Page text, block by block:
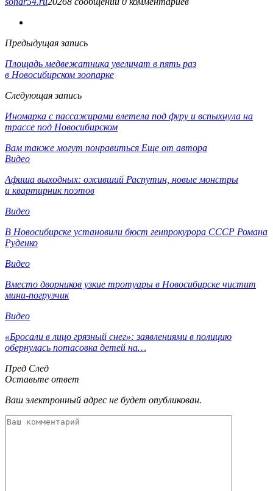
Предыдущая запись
Площадь медвежатника увеличат в пять раз
в Новосибирском зоопарке
Следующая запись
Иномарка с пассажирами влетела под фуру и вспыхнула на
трассе под Новосибирском
Вам также могут понравиться Еще от автора
Видео
Афиша выходных: оживший Распутин, новые монстры
и квартирник поэтов
Видео
В Новосибирске установили бюст генпрокурора СССР Романа
Руденко
Видео
Вместо дворников узкие тротуары в Новосибирске чистит
мини-погрузчик
Видео
«Бросали в лицо грязный снег»: заявлениями в полицию
обернулась потасовка детей на…
Пред След
Оставьте ответ
Ваш электронный адрес не будет опубликован.